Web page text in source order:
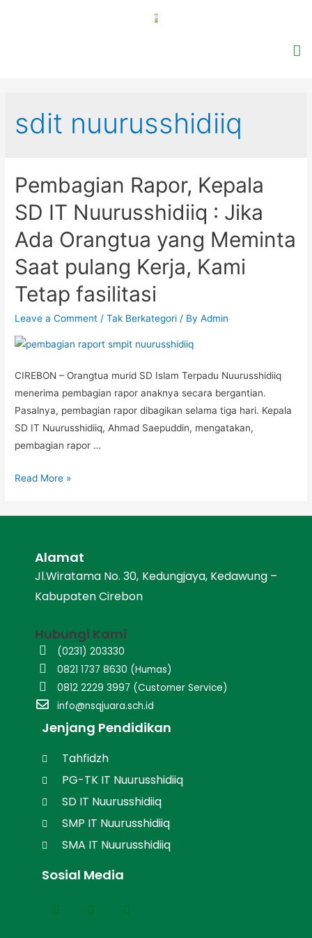
sdit nuurusshidiiq
Pembagian Rapor, Kepala
SD IT Nuurusshidiiq : Jika
Ada Orangtua yang Meminta
Saat pulang Kerja, Kami
Tetap fasilitasi
Leave a Comment /Tak Berkategori / ByAdmin
CIREBON – Orangtua murid SD Islam Terpadu Nuurusshidiiq
menerima pembagian rapor anaknya secara bergantian.
Pasalnya, pembagian rapor dibagikan selama tiga hari. Kepala
SD IT Nuurusshidiiq, Ahmad Saepuddin, mengatakan,
pembagian rapor …
Read More »
Alamat
Jl.Wiratama No. 30, Kedungjaya, Kedawung –
Kabupaten Cirebon
Hubungi Kami
(0231) 203330
0821 1737 8630 (Humas)
0812 2229 3997 (Customer Service)
info@nsqjuara.sch.id
Jenjang Pendidikan
Tahfidzh
PG-TK IT Nuurusshidiiq
SD IT Nuurusshidiiq
SMP IT Nuurusshidiiq
SMA IT Nuurusshidiiq
Sosial Media